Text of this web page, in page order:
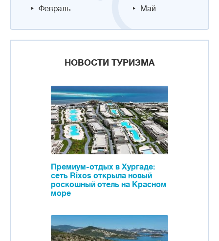
Февраль
Май
НОВОСТИ ТУРИЗМА
Премиум-отдых в Хургаде:
сеть Rixos открыла новый
роскошный отель на Красном
море